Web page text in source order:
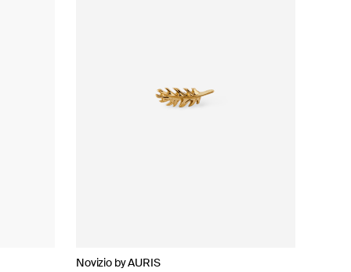
Novizio by AURIS
AURIS
AURIS
AURIS